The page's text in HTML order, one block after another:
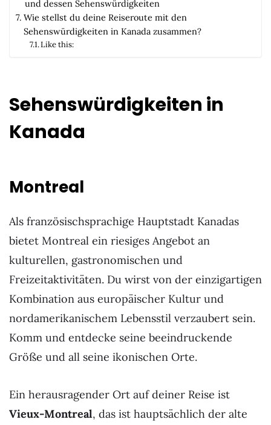
und dessen Sehenswürdigkeiten
Wie stellst du deine Reiseroute mit den
Sehenswürdigkeiten in Kanada zusammen?
Like this:
Sehenswürdigkeiten in
Kanada
Montreal
Als französischsprachige Hauptstadt Kanadas
bietet Montreal ein riesiges Angebot an
kulturellen, gastronomischen und
Freizeitaktivitäten. Du wirst von der einzigartigen
Kombination aus europäischer Kultur und
nordamerikanischem Lebensstil verzaubert sein.
Komm und entdecke seine beeindruckende
Größe und all seine ikonischen Orte.
Ein herausragender Ort auf deiner Reise ist
Vieux-Montreal, das ist hauptsächlich der alte